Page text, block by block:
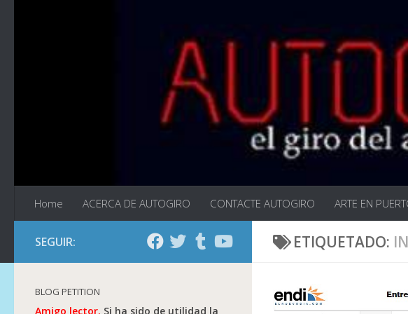
Home ACERCA DE AUTOGIRO CONTACTE AUTOGIRO ARTE EN
ETIQUETADO:
SEGUIR:
BLOG PETITION
Amigo lector. Si ha sido de utilidad la